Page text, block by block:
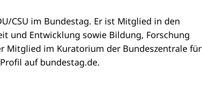
CSU im Bundestag. Er ist Mitglied in den
und Entwicklung sowie Bildung, Forschung
Mitglied im Kuratorium der Bundeszentrale für
Profil auf bundestag.de.